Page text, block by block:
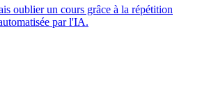
oublier un cours grâce à la répétition
par l'IA.